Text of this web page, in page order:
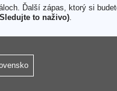
Ďalší zápas, ktorý si
to naživo).